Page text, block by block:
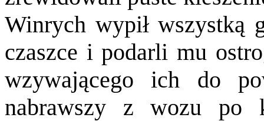
Winrych wypił wszystką
czaszce i podarli mu
wzywającego ich do
nabrawszy z wozu po